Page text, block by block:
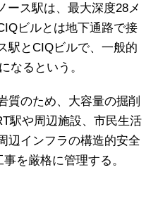
ース駅は、最大深度28メ
ビルとは地下通路で接
駅とCIQビルで、一般的
なるという。
質のため、大容量の掘削
駅や周辺施設、市民生活
辺インフラの構造的安全
を厳格に管理する。